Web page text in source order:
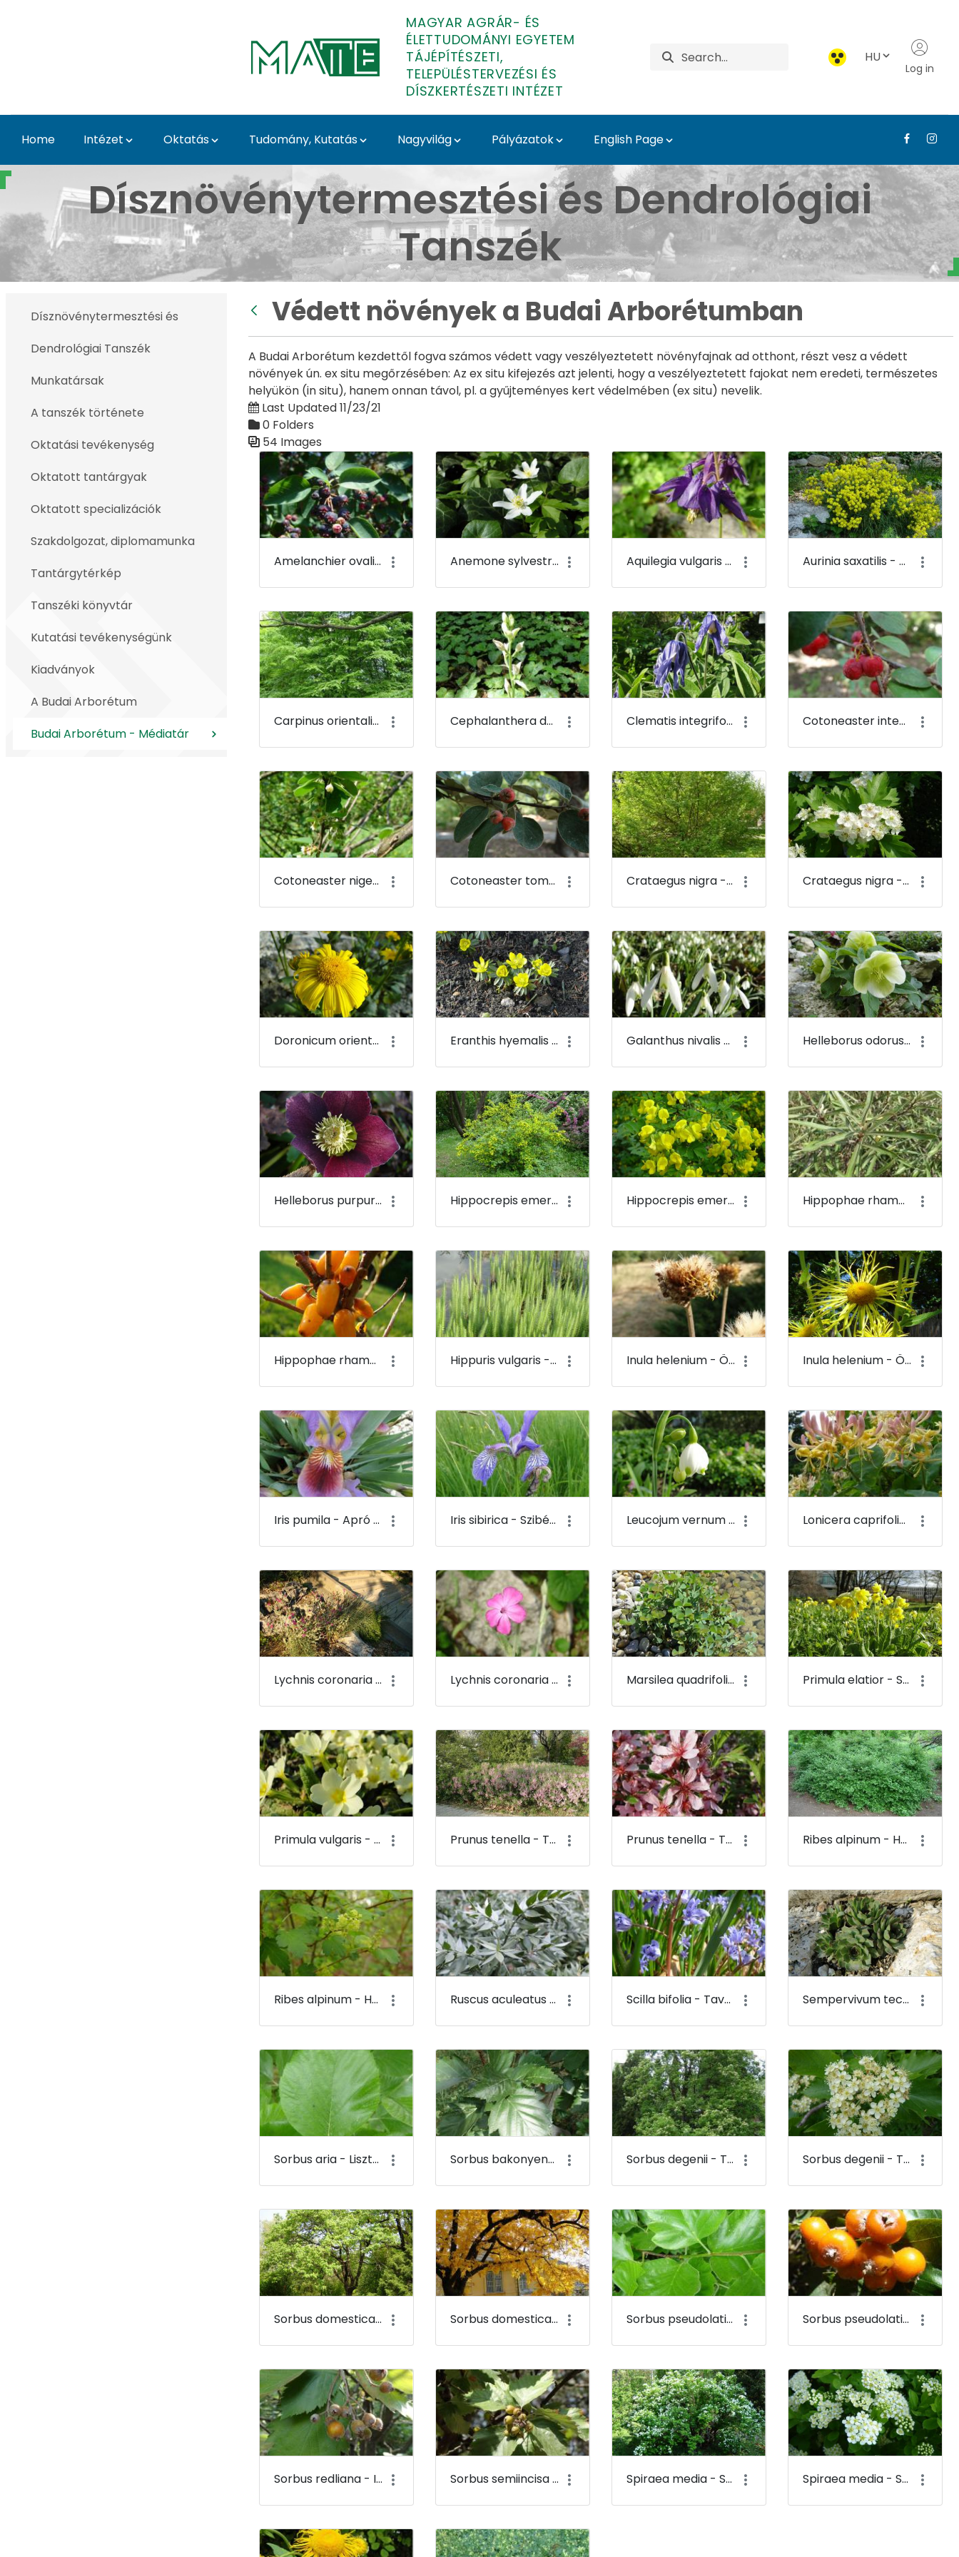
MAGYAR AGRÁR- ÉS
ÉLETTUDOMÁNYI EGYETEM
TÁJÉPÍTÉSZETI,
TELEPÜLÉSTERVEZÉSI ÉS
DÍSZKERTÉSZETI INTÉZET
HU
Log in
Home Intézet Oktatás Tudomány, Kutatás Nagyvilág Pályázatok English Page
Védett növények a Budai Arborétumban - Budai Arborétum -
Dísznövénytermesztési és Dendrológiai
Tanszék
Dísznövénytermesztési és
Dendrológiai Tanszék
Munkatársak
A tanszék története
Oktatási tevékenység
Oktatott tantárgyak
Oktatott specializációk
Szakdolgozat, diplomamunka
Tantárgytérkép
Tanszéki könyvtár
Kutatási tevékenységünk
Kiadványok
A Budai Arborétum
Budai Arborétum - Médiatár
Védett növények a Budai Arborétumban
A Budai Arborétum kezdettől fogva számos védett vagy veszélyeztetett növényfajnak ad otthont, részt vesz a védett
növények ún. ex situ megőrzésében: Az ex situ kifejezés azt jelenti, hogy a veszélyeztetett fajokat nem eredeti, természetes
helyükön (in situ), hanem onnan távol, pl. a gyűjteményes kert védelmében (ex situ) nevelik.
Last Updated 11/23/21
0 Folders
54 Images
Media Gallery
Amelanchier ovalis - Fanyarka - Budai Arborétum Anemone sylvestris - Erdei szellőrózsa - Budai Arborétum Aquilegia vulgaris - Közönséges harangláb - Budai Arborétum Aurinia saxatilis - Sziklai ternye - Budai Arborétum
Carpinus orientalis - Keleti gyertyán - Budai Arborétum Cephalanthera damasonium - Fehér madársisak - Budai Arborétum Clematis integrifolia - Réti iszalag - Budai Arborétum Cotoneaster integerrimus - Szirti madárbirs - Budai Arborétum
Cotoneaster niger - Fekete madárbirs - Budai Arborétum Cotoneaster tomentosus - Molyhos madárbirs - Budai Arborétum Crataegus nigra - Fekete galagonya - Budai Arborétum Crataegus nigra - Fekete galagonya (virága) - Budai Arborétum
Doronicum orientale - Mecseki zergevirág - Budai Arborétum Eranthis hyemalis - Téltemető - Budai Arborétum Galanthus nivalis - Kikeleti hóvirág - Budai Arborétum Helleborus odorus - Illatos hunyor - Budai Arborétum
Helleborus purpurascens - Pirosló hunyor - Budai Arborétum Hippocrepis emerus - Bokros koronafürt, zöldvesszős tisztescserje - Budai Arborétum Hippocrepis emerus - Bokros koronafürt, zöldvesszős tisztescserje (virága) - Budai Arborétum Hippophae rhamnoides - Közönséges homoktövis - Budai Arborétum
Hippophae rhamnoides - Közönséges homoktövis (termése) - Budai Arborétum Hippuris vulgaris - Közönséges vízi-lófark - Budai Arborétum Inula helenium - Örménygyökér - Budai Arborétum Inula helenium - Örménygyökér (virága) - Budai Arborétum
Iris pumila - Apró nőszirom - Budai Arborétum Iris sibirica - Szibériai nőszirom - Budai Arborétum Leucojum vernum - Tavaszi tőzike - Budai Arborétum Lonicera caprifolium - Jerikói lonc - Budai Arborétum
Lychnis coronaria - Bársonyos kakukkszegfű - Budai Arborétum Lychnis coronaria - Bársonyos kakukkszegfű (virága) - Budai Arborétum Marsilea quadrifolia - Mételyfű - Budai Arborétum Primula elatior - Sugárkankalin - Budai Arborétum
Primula vulgaris - Szártalan kankalin - Budai Arborétum Prunus tenella - Törpe mandula - Budai Arborétum Prunus tenella - Törpe mandula (virága) - Budai Arborétum Ribes alpinum - Havasi ribiszke - Budai Arborétum
Ribes alpinum - Havasi ribiszke (virága) - Budai Arborétum Ruscus aculeatus - Szúrós csodabogyó - Budai Arborétum Scilla bifolia - Tavaszi csillagvirág - Budai Arborétum Sempervivum tectorum - Házi v. fali kövirózsa - Budai Arborétum
Sorbus aria - Lisztes berkenye - Budai Arborétum Sorbus bakonyensis - Bakonyi berkenye - Budai Arborétum Sorbus degenii - Termetes berkenye - Budai Arborétum Sorbus degenii - Termetes berkenye (virága) - Budai Arborétum
Sorbus domestica - Házi berkenye - Budai Arborétum Sorbus domestica - Házi berkenye (őszi lombszín) - Budai Arborétum Sorbus pseudolatifolia - Széleslevelű vagy sárgáslevelű berkenye (levele) - Budai Arborétum Sorbus pseudolatifolia - Széleslevelű vagy sárgáslevelű berkenye (termése) - Budai Arborétum
Sorbus redliana - Inotai berkenye, Rédl-berkenye - Budai Arborétum Sorbus semiincisa - Budai berkenye - Budai Arborétum Spiraea media - Szirti gyöngyvessző - Budai Arborétum Spiraea media - Szirti gyöngyvessző (virága) - Budai Arborétum